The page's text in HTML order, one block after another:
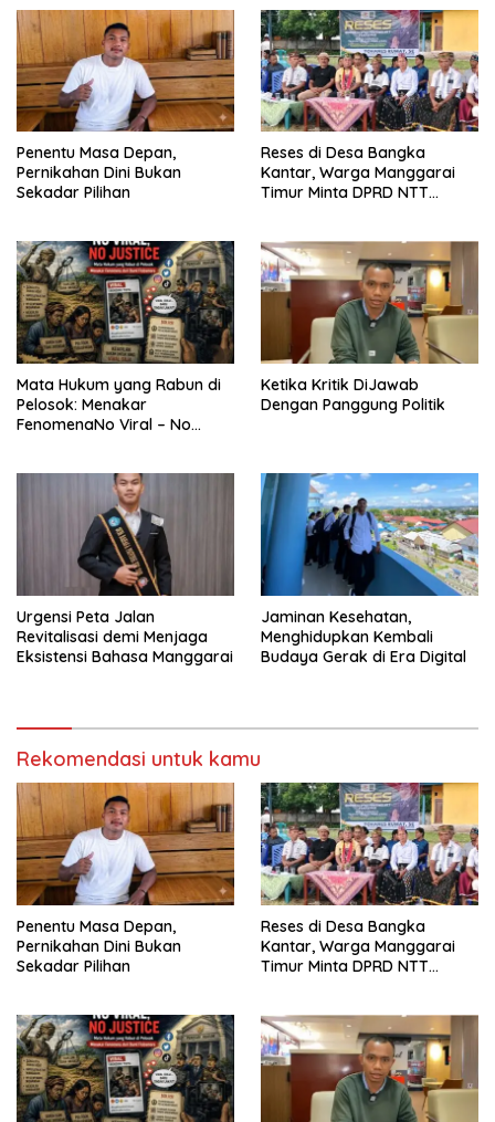
Penentu Masa Depan,
Pernikahan Dini Bukan
Sekadar Pilihan
Reses di Desa Bangka
Kantar, Warga Manggarai
Timur Minta DPRD NTT
Bersubsidi Bagi Penunggak
Pajak
Mata Hukum yang Rabun di
Pelosok: Menakar
FenomenaNo Viral – No
Ketika Kritik DiJawab
Dengan Panggung Politik
Urgensi Peta Jalan
Revitalisasi demi Menjaga
Eksistensi Bahasa Manggarai
Jaminan Kesehatan,
Menghidupkan Kembali
Budaya Gerak di Era Digital
Rekomendasi untuk kamu
Penentu Masa Depan,
Pernikahan Dini Bukan
Sekadar Pilihan
Reses di Desa Bangka
Kantar, Warga Manggarai
Timur Minta DPRD NTT
Bersubsidi Bagi Penunggak
Pajak